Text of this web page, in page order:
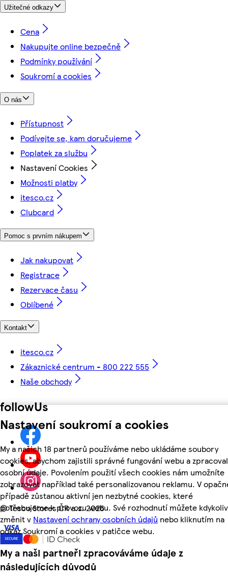
Nastavení soukromí a cookies
My a našich 18 partnerů používáme nebo ukládáme soubory
cookies, abychom zajistili správné fungování webu a
osobní údaje. Povolením použití všech cookies nám umožníte
zobrazovat například také personalizovanou reklamu. V
případě zůstanou aktivní jen nezbytné cookies, které
potřebujeme k provozu webu. Své rozhodnutí můžete kdykoliv
změnit v Nastavení ochrany osobních údajů nebo kliknutím na
odkaz Soukromí a cookies v patičce webu.
My a naši partneři zpracováváme údaje z
následujících důvodů
Užitečné odkazy
Cena
Nakupujte online bezpečně
Podmínky používání
Soukromí a cookies
O nás
Přístupnost
Podívejte se, kam doručujeme
Poplatek za službu
Nastavení Cookies
Možnosti platby
itesco.cz
Clubcard
Pomoc s prvním nákupem
Jak nakupovat
Registrace
Rezervace času
Oblíbené
Kontakt
itesco.cz
Zákaznické centrum - 800 222 555
Naše obchody
followUs
©Tesco Stores ČR a.s. 2026